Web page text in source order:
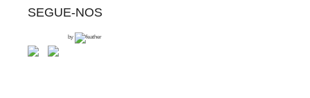
SEGUE-NOS
by